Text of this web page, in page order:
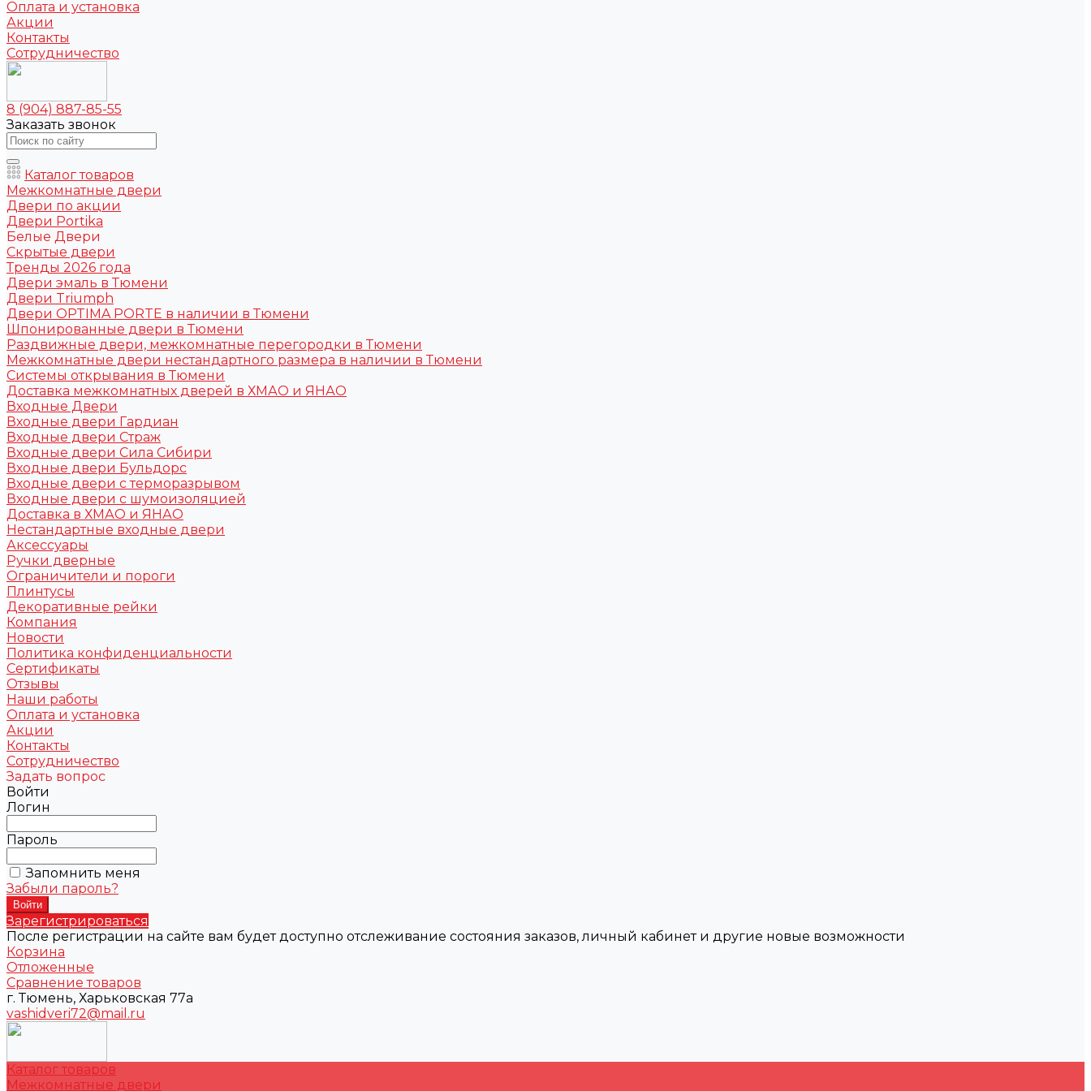
Оплата и установка
Акции
Контакты
Сотрудничество
8 (904) 887-85-55
Заказать звонок
Каталог товаров
Межкомнатные двери
Двери по акции
Двери Portika
Белые Двери
Скрытые двери
Тренды 2026 года
Двери эмаль в Тюмени
Двери Triumph
Двери OPTIMA PORTE в наличии в Тюмени
Шпонированные двери в Тюмени
Раздвижные двери, межкомнатные перегородки в Тюмени
Межкомнатные двери нестандартного размера в наличии в Тюмени
Системы открывания в Тюмени
Доставка межкомнатных дверей в ХМАО и ЯНАО
Входные Двери
Входные двери Гардиан
Входные двери Страж
Входные двери Сила Сибири
Входные двери Бульдорс
Входные двери с терморазрывом
Входные двери с шумоизоляцией
Доставка в ХМАО и ЯНАО
Нестандартные входные двери
Аксессуары
Ручки дверные
Ограничители и пороги
Плинтусы
Декоративные рейки
Компания
Новости
Политика конфиденциальности
Сертификаты
Отзывы
Наши работы
Оплата и установка
Акции
Контакты
Сотрудничество
Задать вопрос
Войти
Логин
Пароль
Запомнить меня
Забыли пароль?
Зарегистрироваться
После регистрации на сайте вам будет доступно отслеживание состояния заказов, личный кабинет и другие новые возможности
Корзина
Отложенные
Сравнение товаров
г. Тюмень, Харьковская 77а
vashidveri72@mail.ru
Каталог товаров
Межкомнатные двери